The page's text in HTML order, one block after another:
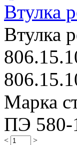
Втулка
Втулка
Марка
ПЭ 580-
< >